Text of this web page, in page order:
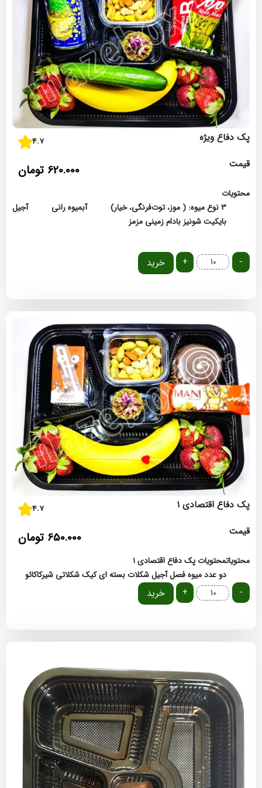
پک دفاع ویژه 4.7
قیمت 620.000 تومان
محتویات
3 نوع میوه: ( موز، توت‌فرنگی، خیار)
آبمیوه رانی
آجیل
بایکیت شونیزبادام زمینی مزمز
-
+ خرید
پک دفاع اقتصادی ۱ 4.7
قیمت 650.000 تومان
محتویاتمحتویات پک دفاع اقتصادی ۱
دو عدد میوه فصلآجیلشکلات بسته ایکیک شکلاتی شیرکاکائو
-
+ خرید